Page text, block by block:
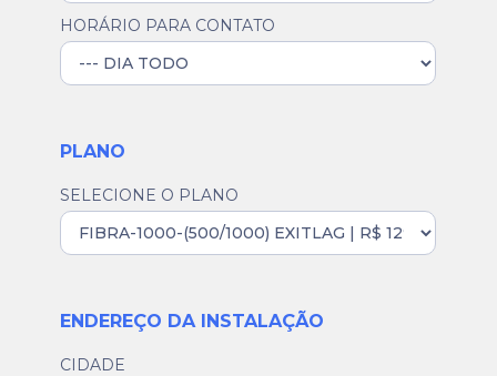
HORÁRIO PARA CONTATO
PLANO
SELECIONE O PLANO
ENDEREÇO DA INSTALAÇÃO
CIDADE